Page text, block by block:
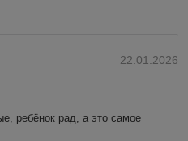
22.01.2026
ребёнок рад, а это самое